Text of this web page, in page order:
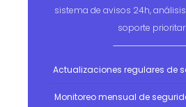
sistema de avisos 24h,
soporte
Actualizaciones regulares de
Monitoreo mensual de